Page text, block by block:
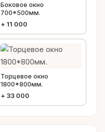
Боковое окно
700*500мм.
+ 11 000
Торцевое окно
1800*800мм.
+ 33 000